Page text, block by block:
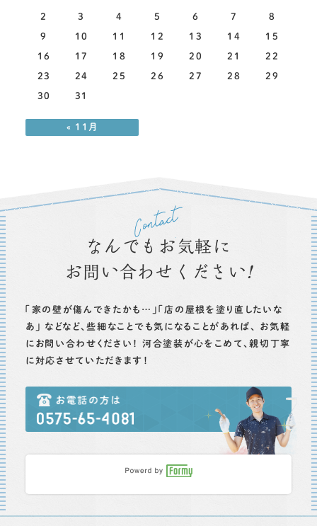
« 11月
2 3 4 5 6 7 8
9 10 11 12 13 14 15
16 17 18 19 20 21 22
23 24 25 26 27 28 29
30 31
なんでもお気軽に
お問い合わせください ！
「家の壁が傷んできたかも…」「店の屋根を塗り直したいな
あ」
などなど、些細なことでも気になることがあれば、
お気軽
にお問い合わせください！
河合塗装が心をこめて、親切丁寧
に対応させていただきます！